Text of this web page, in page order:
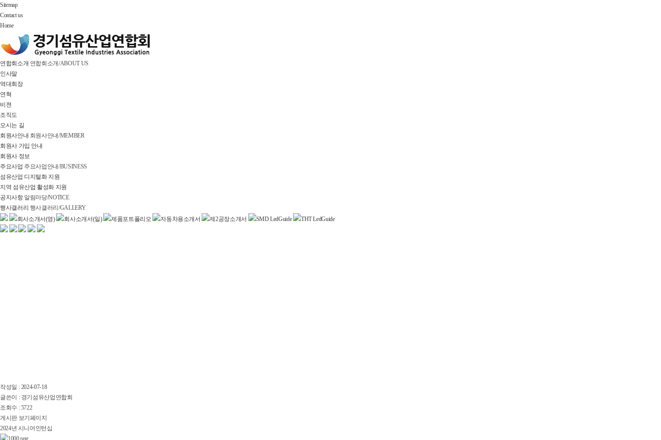
Sitemap
Contact us
Home
연합회소개 연합회소개/ABOUT US
인사말
역대회장
연혁
비젼
조직도
오시는 길
회원사안내 회원사안내/MEMBER
회원사 가입 안내
회원사 정보
주요사업 주요사업안내/BUSINESS
섬유산업 디지털화 지원
지역 섬유산업 활성화 지원
공지사항 알림마당/NOTICE
행사갤러리 행사갤러리/GALLERY
회사소개서(영)
회사소개서(일) 제품포트폴리오 자동차용소개서 제2공장소개서 SMD LedGuide THT LedGuide
작성일 : 2024-07-18
글쓴이 : 경기섬유산업연합회
조회수 : 5722
게시판 보기페이지
2024년 시니어인턴십